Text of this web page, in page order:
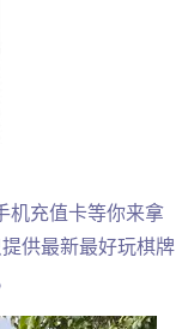
机充值卡等你来拿
供最新最好玩棋牌